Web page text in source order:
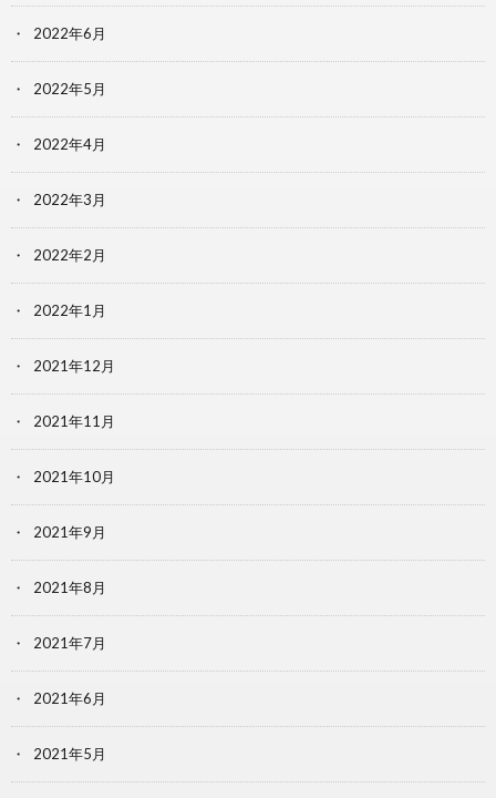
2022年6月
2022年5月
2022年4月
2022年3月
2022年2月
2022年1月
2021年12月
2021年11月
2021年10月
2021年9月
2021年8月
2021年7月
2021年6月
2021年5月